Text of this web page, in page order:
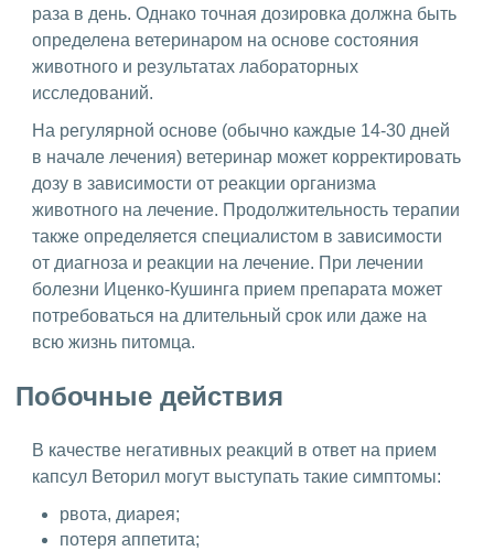
раза в день. Однако точная дозировка должна быть
определена ветеринаром на основе состояния
животного и результатах лабораторных
исследований.
На регулярной основе (обычно каждые 14-30 дней
в начале лечения) ветеринар может корректировать
дозу в зависимости от реакции организма
животного на лечение. Продолжительность терапии
также определяется специалистом в зависимости
от диагноза и реакции на лечение. При лечении
болезни Иценко-Кушинга прием препарата может
потребоваться на длительный срок или даже на
всю жизнь питомца.
Побочные действия
В качестве негативных реакций в ответ на прием
капсул Веторил могут выступать такие симптомы:
рвота, диарея;
потеря аппетита;